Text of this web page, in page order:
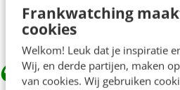
Frankwatching
cookies
Welkom! Leuk dat je inspiratie
Wij, en derde partijen, maken
van cookies. Wij gebruiken
geïnstrueerd worden.